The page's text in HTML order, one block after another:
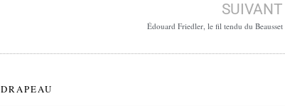
SUIVANT
Édouard Friedler, le fil tendu du Beausset
DRAPEAU